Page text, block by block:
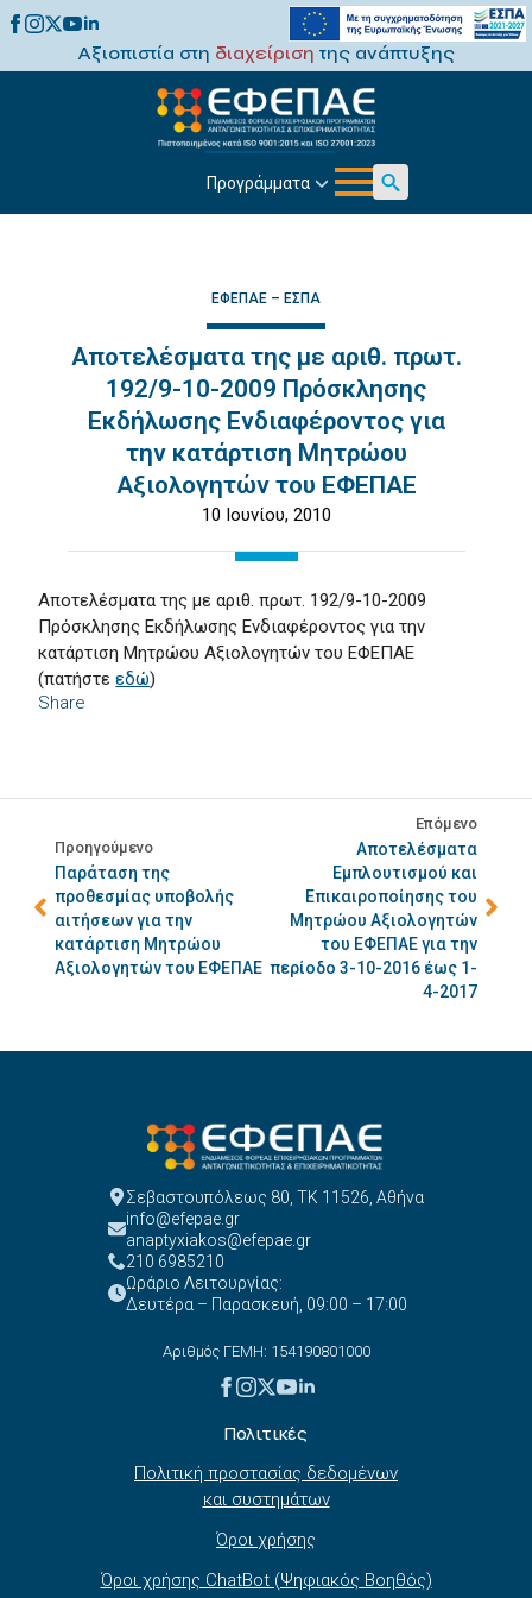
Αξιοπιστία στη διαχείριση της ανάπτυξης
Προγράμματα
Search
ΕΦΕΠΑΕ – ΕΣΠΑ
Αποτελέσματα της με αριθ. πρωτ.
192/9-10-2009 Πρόσκλησης
Εκδήλωσης Ενδιαφέροντος για
την κατάρτιση Μητρώου
Αξιολογητών του ΕΦΕΠΑΕ
10 Ιουνίου, 2010
Share
Αποτελέσματα της με αριθ. πρωτ. 192/9-10-2009
Πρόσκλησης Εκδήλωσης Ενδιαφέροντος για την
κατάρτιση Μητρώου Αξιολογητών του ΕΦΕΠΑΕ
(πατήστεεδώ)
Προηγούμενο
Παράταση της
προθεσμίας υποβολής
αιτήσεων για την
κατάρτιση Μητρώου
Αξιολογητών του ΕΦΕΠΑΕ
Επόμενο
Αποτελέσματα
Εμπλουτισμού και
Επικαιροποίησης του
Μητρώου Αξιολογητών
του ΕΦΕΠΑΕ για την
περίοδο 3-10-2016 έως 1-
4-2017
Σεβαστουπόλεως 80, ΤΚ 11526, Αθήνα
info@efepae.gr
anaptyxiakos@efepae.gr
210 6985210
Ωράριο Λειτουργίας:
Δευτέρα – Παρασκευή, 09:00 – 17:00
Αριθμός ΓΕΜΗ: 154190801000
Πολιτικές
Πολιτική προστασίας δεδομένων
και συστημάτων
Όροι χρήσης
Όροι χρήσης ChatBot (Ψηφιακός Βοηθός)